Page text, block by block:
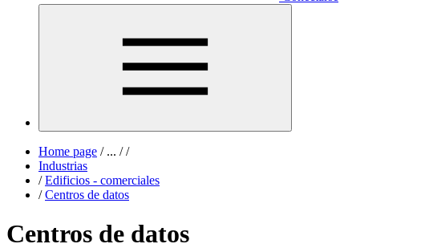
Home page /... / /
Industrias
/ Edificios - comerciales
/ Centros de datos
Centros de datos